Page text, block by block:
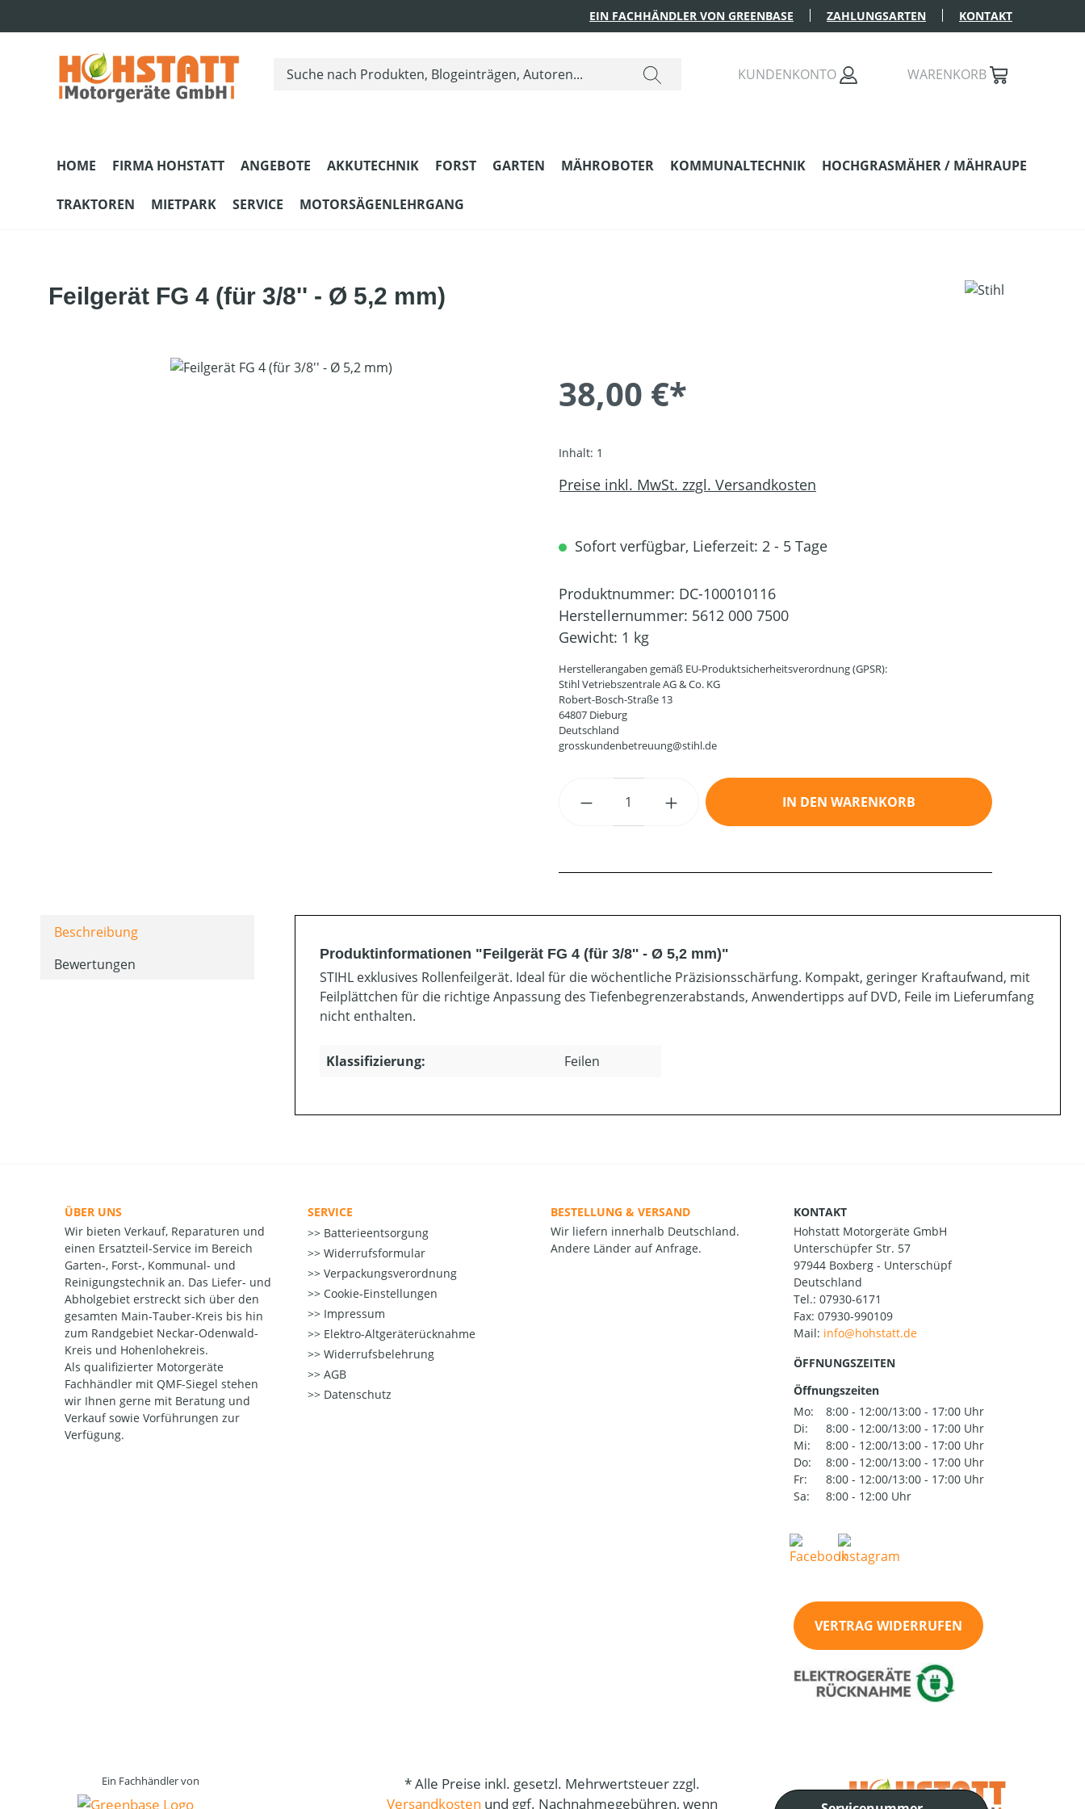
EIN FACHHÄNDLER VON GREENBASE ZAHLUNGSARTEN KONTAKT
KUNDENKONTO WARENKORB
HOME FIRMA HOHSTATT ANGEBOTE AKKUTECHNIK FORST GARTEN MÄHROBOTER KOMMUNALTECHNIK HOCHGRASMÄHER / MÄHRAUPE
TRAKTOREN MIETPARK SERVICE MOTORSÄGENLEHRGANG
Feilgerät FG 4 (für 3/8'' - Ø 5,2 mm)
Bildergalerie überspringen
38,00 €*
Inhalt: 1
Preise inkl. MwSt. zzgl. Versandkosten
Sofort verfügbar, Lieferzeit: 2 - 5 Tage
Produktnummer: DC-100010116
Herstellernummer: 5612 000 7500
Gewicht: 1 kg
Herstellerangaben gemäß EU-Produktsicherheitsverordnung (GPSR):
Stihl Vetriebszentrale AG & Co. KG
Robert-Bosch-Straße 13
64807 Dieburg
Deutschland
grosskundenbetreuung@stihl.de
Produkt Anzahl: Gib den gewünschten Wert ein oder
IN DEN WARENKORB
Beschreibung
Bewertungen
Produktinformationen "Feilgerät FG 4 (für 3/8'' - Ø 5,2 mm)"
STIHL exklusives Rollenfeilgerät. Ideal für die wöchentliche Präzisionsschärfung. Kompakt, geringer Kraftaufwand, mit
Feilplättchen für die richtige Anpassung des Tiefenbegrenzerabstands, Anwendertipps auf DVD, Feile im Lieferumfang
nicht enthalten.
Klassifizierung: Feilen
ÜBER UNS
Wir bieten Verkauf, Reparaturen und
einen Ersatzteil-Service im Bereich
Garten-, Forst-, Kommunal- und
Reinigungstechnik an. Das Liefer- und
Abholgebiet erstreckt sich über den
gesamten Main-Tauber-Kreis bis hin
zum Randgebiet Neckar-Odenwald-
Kreis und Hohenlohekreis.
Als qualifizierter Motorgeräte
Fachhändler mit QMF-Siegel stehen
wir Ihnen gerne mit Beratung und
Verkauf sowie Vorführungen zur
Verfügung.
SERVICE
Batterieentsorgung
Widerrufsformular
Verpackungsverordnung
Cookie-Einstellungen
Impressum
Elektro-Altgeräterücknahme
Widerrufsbelehrung
AGB
Datenschutz
BESTELLUNG & VERSAND
Wir liefern innerhalb Deutschland.
Andere Länder auf Anfrage.
KONTAKT
Hohstatt Motorgeräte GmbH
Unterschüpfer Str. 57
97944 Boxberg - Unterschüpf
Deutschland
Tel.: 07930-6171
Fax: 07930-990109
Mail:
ÖFFNUNGSZEITEN
Öffnungszeiten
Mo:
8:00 - 12:00/13:00 - 17:00 Uhr
Di:
8:00 - 12:00/13:00 - 17:00 Uhr
Mi:
8:00 - 12:00/13:00 - 17:00 Uhr
Do:
8:00 - 12:00/13:00 - 17:00 Uhr
Fr:
8:00 - 12:00/13:00 - 17:00 Uhr
Sa:
8:00 - 12:00 Uhr
VERTRAG WIDERRUFEN
Ein Fachhändler von
* Alle Preise inkl. gesetzl. Mehrwertsteuer zzgl.
Versandkosten und ggf. Nachnahmegebühren, wenn